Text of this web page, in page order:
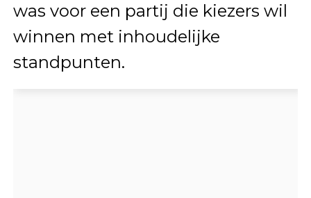
was voor een partij die kiezers wil
winnen met inhoudelijke
standpunten.